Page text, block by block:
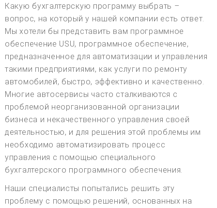
Какую бухгалтерскую программу выбрать –
вопрос, на который у нашей компании есть ответ.
Мы хотели бы представить вам программное
обеспечение USU, программное обеспечение,
предназначенное для автоматизации и управления
такими предприятиями, как услуги по ремонту
автомобилей, быстро, эффективно и качественно.
Многие автосервисы часто сталкиваются с
проблемой неорганизованной организации
бизнеса и некачественного управления своей
деятельностью, и для решения этой проблемы им
необходимо автоматизировать процесс
управления с помощью специального
бухгалтерского программного обеспечения.
Наши специалисты попытались решить эту
проблему с помощью решений, основанных на